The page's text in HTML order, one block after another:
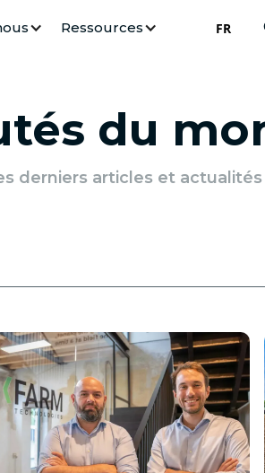
Ressources FR
du
derniers articles et